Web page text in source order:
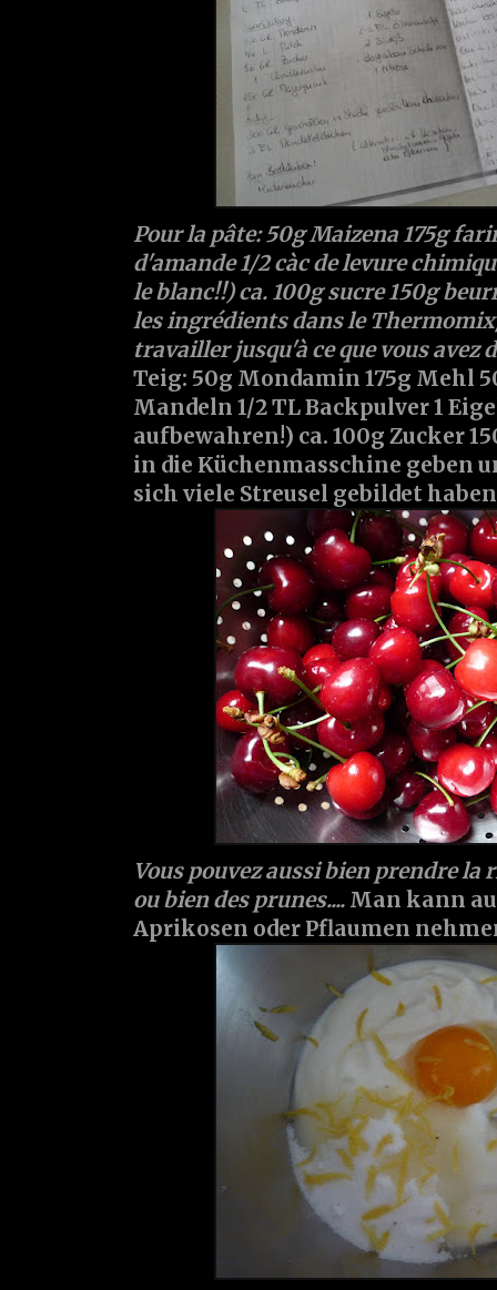
Pour la pâte: 50g Maizena 175g
d'amande 1/2 càc de levure
le blanc!!) ca. 100g sucre 150g
les ingrédients dans le
travailler jusqu'à ce que vous avez
Teig: 50g Mondamin 175g Mehl
Mandeln 1/2 TL Backpulver 1
aufbewahren!) ca. 100g Zucker
in die Küchenmasschine geben
sich viele Streusel gebildet
Vous pouvez aussi bien prendre la
ou bien des prunes.... Man kann
Aprikosen oder Pflaumen